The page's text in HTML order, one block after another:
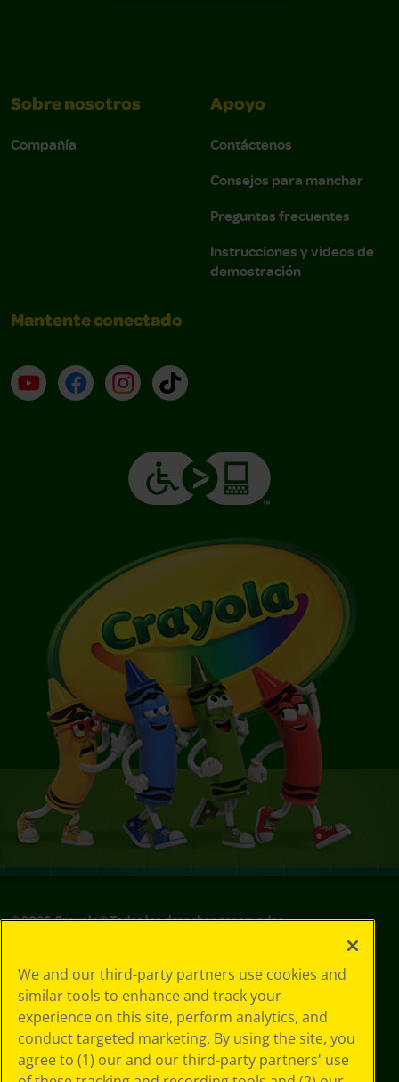
Sobre nosotros
Compañía
Apoyo
Contáctenos
Consejos para manchar
Preguntas frecuentes
Instrucciones y videos de
demostración
Mantente conectado
YouTube (en inglés)
Facebook (en inglés)
Instagram (en inglés)
TikTok
©2026Crayola® Todos los derechos reservados.
de privacidad
Política de
privacidad
Términos de SMS
GDPR
Aviso de
We and our third-party partners use cookies and
similar tools to enhance and track your
experience on this site, perform analytics, and
conduct targeted marketing. By using the site, you
agree to (1) our and our third-party partners' use